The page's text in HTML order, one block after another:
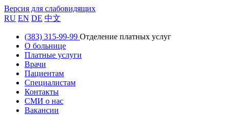
Версия для слабовидящих
RU EN DE 中文
(383) 315-99-99 Отделение платных услуг
О больнице
Платные услуги
Врачи
Пациентам
Специалистам
Контакты
СМИ о нас
Вакансии